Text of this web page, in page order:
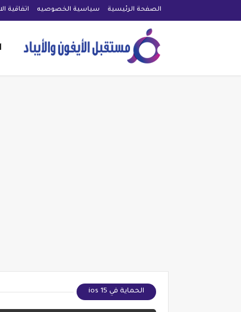
الصفحة الرئيسية سياسية الخصوصيه اتفاقية
الحماية في ios 15